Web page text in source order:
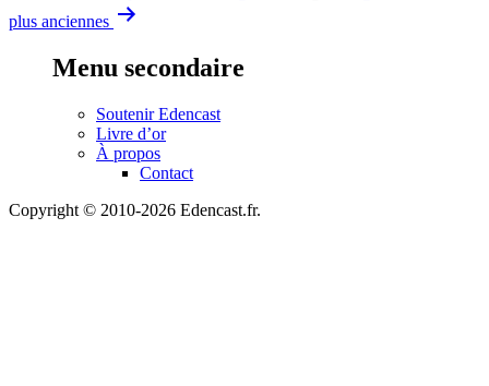
des
plus anciennes
Menu secondaire
Soutenir Edencast
Livre d’or
À propos
Contact
Copyright © 2010-2026 Edencast.fr.